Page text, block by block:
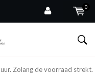
0
Zolang de voorraad strekt.